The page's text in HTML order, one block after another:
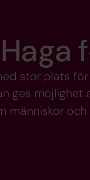
stor plats
ges möjlighet
människor